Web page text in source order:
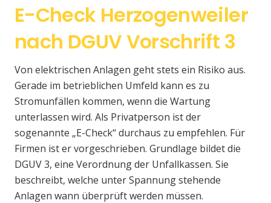
E-Check Herzogenweiler
nach DGUV Vorschrift 3
Von elektrischen Anlagen geht stets ein Risiko aus.
Gerade im betrieblichen Umfeld kann es zu
Stromunfällen kommen, wenn die Wartung
unterlassen wird. Als Privatperson ist der
sogenannte „E-Check“ durchaus zu empfehlen. Für
Firmen ist er vorgeschrieben. Grundlage bildet die
DGUV 3, eine Verordnung der Unfallkassen. Sie
beschreibt, welche unter Spannung stehende
Anlagen wann überprüft werden müssen.